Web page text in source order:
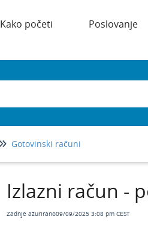
Kako početi Poslovanje
Gotovinski računi
Izlazni račun -
Zadnje ažurirano09/09/2025 3:08 pm CEST